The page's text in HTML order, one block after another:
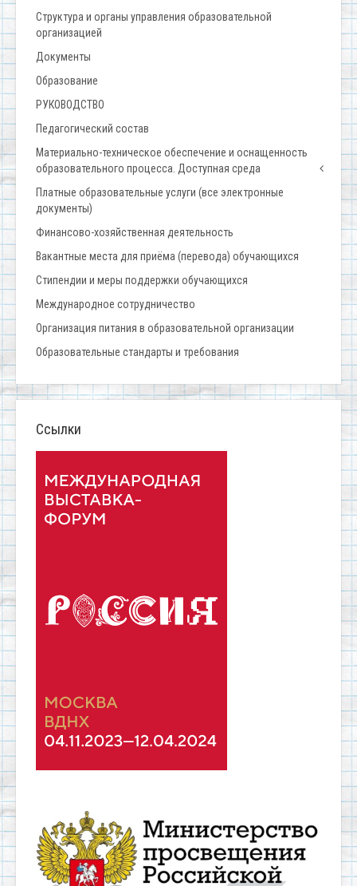
Структура и органы управления образовательной
организацией
Документы
Образование
РУКОВОДСТВО
Педагогический состав
Материально-техническое обеспечение и оснащенность
образовательного процесса. Доступная среда
Платные образовательные услуги (все электронные
документы)
Финансово-хозяйственная деятельность
Вакантные места для приёма (перевода) обучающихся
Стипендии и меры поддержки обучающихся
Международное сотрудничество
Организация питания в образовательной организации
Образовательные стандарты и требования
Ссылки